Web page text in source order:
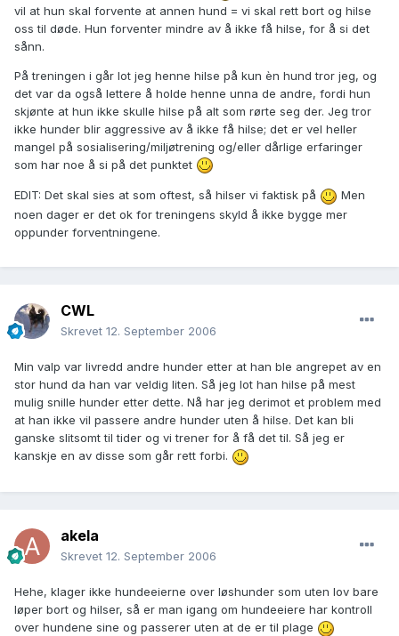
vil at hun skal forvente at annen hund = vi skal rett bort og hilse
oss til døde. Hun forventer mindre av å ikke få hilse, for å si det
sånn.
På treningen i går lot jeg henne hilse på kun èn hund tror jeg, og
det var da også lettere å holde henne unna de andre, fordi hun
skjønte at hun ikke skulle hilse på alt som rørte seg der. Jeg tror
ikke hunder blir aggressive av å ikke få hilse; det er vel heller
mangel på sosialisering/miljøtrening og/eller dårlige erfaringer
som har noe å si på det punktet
EDIT: Det skal sies at som oftest, så hilser vi faktisk på
Men
noen dager er det ok for treningens skyld å ikke bygge mer
oppunder forventningene.
CWL
Skrevet 12. September 2006
Min valp var livredd andre hunder etter at han ble angrepet av en
stor hund da han var veldig liten. Så jeg lot han hilse på mest
mulig snille hunder etter dette. Nå har jeg derimot et problem med
at han ikke vil passere andre hunder uten å hilse. Det kan bli
ganske slitsomt til tider og vi trener for å få det til. Så jeg er
kanskje en av disse som går rett forbi.
akela
Skrevet 12. September 2006
Hehe, klager ikke hundeeierne over løshunder som uten lov bare
løper bort og hilser, så er man igang om hundeeiere har kontroll
over hundene sine og passerer uten at de er til plage